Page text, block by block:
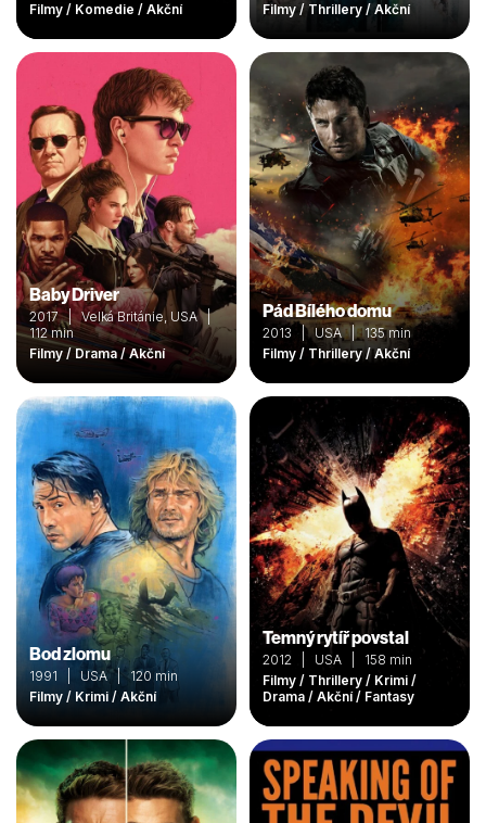
Filmy / Komedie / Akční
Filmy / Thrillery / Akční
Baby Driver
2017 | Velká Británie, USA |
112 min
Filmy / Drama / Akční
Pád Bílého domu
2013 | USA | 135 min
Filmy / Thrillery / Akční
Bod zlomu
1991 | USA | 120 min
Filmy / Krimi / Akční
Temný rytíř povstal
2012 | USA | 158 min
Filmy / Thrillery / Krimi /
Drama / Akční / Fantasy